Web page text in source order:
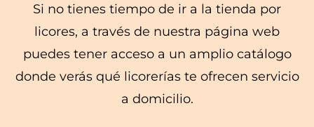
Si no tienes tiempo de ir a la tienda por
licores, a través de nuestra página web
puedes tener acceso a un amplio catálogo
donde verás qué licorerías te ofrecen servicio
a domicilio.